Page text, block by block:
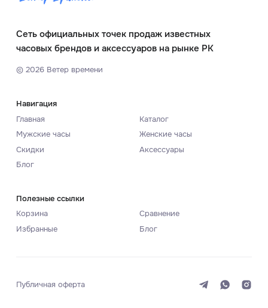
Сеть официальных точек продаж известных
часовых брендов и аксессуаров на рынке РК
© 2026Ветер времени
Навигация
Главная
Каталог
Мужские часы
Женские часы
Скидки
Аксессуары
Блог
Полезные ссылки
Корзина
Сравнение
Избранные
Блог
Публичная оферта Светлая